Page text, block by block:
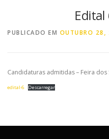
Edital
PUBLICADO EM OUTUBRO 28,
Candidaturas admitidas – Feira dos
edital-6 Descarregar